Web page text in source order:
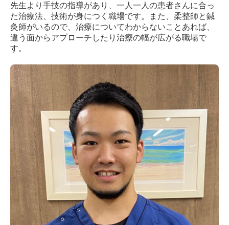
先生より手技の指導があり、一人一人の患者さんに合っ
た治療法、技術が身につく職場です。また、柔整師と鍼
灸師がいるので、治療についてわからないことあれば、
違う面からアプローチしたり治療の幅が広がる職場で
す。